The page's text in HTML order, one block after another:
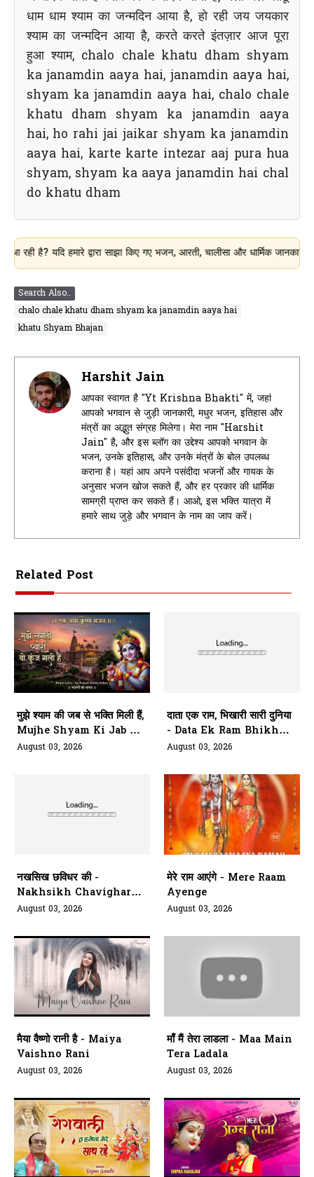
धाम धाम श्याम का जन्मदिन आया है, हो रही जय जयकार
श्याम का जन्मदिन आया है, करते करते इंतज़ार आज पूरा
हुआ श्याम, chalo chale khatu dham shyam
ka janamdin aaya hai, janamdin aaya hai,
shyam ka janamdin aaya hai, chalo chale
khatu dham shyam ka janamdin aaya
hai, ho rahi jai jaikar shyam ka janamdin
aaya hai, karte karte intezar aaj pura hua
shyam, shyam ka aaya janamdin hai chal
do khatu dham
यदि हमारे द्वारा साझा किए गए भजन, आरती, चालीसा और धार्मिक जानकारी
Search Also..
chalo chale khatu dham shyam ka janamdin aaya hai
khatu Shyam Bhajan
Harshit Jain
आपका स्वागत है "Yt Krishna Bhakti" में, जहां
आपको भगवान से जुड़ी जानकारी, मधुर भजन, इतिहास और
मंत्रों का अद्भुत संग्रह मिलेगा। मेरा नाम "Harshit
Jain" है, और इस ब्लॉग का उद्देश्य आपको भगवान के
भजन, उनके इतिहास, और उनके मंत्रों के बोल उपलब्ध
कराना है। यहां आप अपने पसंदीदा भजनों और गायक के
अनुसार भजन खोज सकते हैं, और हर प्रकार की धार्मिक
सामग्री प्राप्त कर सकते हैं। आओ, इस भक्ति यात्रा में
हमारे साथ जुड़े और भगवान के नाम का जाप करें।
Related Post
मुझे श्याम की जब से भक्ति मिली हैं,
Mujhe Shyam Ki Jab Se
Bhakti Mili Hai
August 03, 2026
दाता एक राम, भिखारी सारी दुनिया
- Data Ek Ram Bhikhari
Saari Duniya
August 03, 2026
नखसिख छविधर की -
Nakhsikh Chavighar
Aarti Kariye Siyavar Ki
August 03, 2026
मेरे राम आएंगे - Mere Raam
Ayenge
August 03, 2026
मैया वैष्णो रानी है - Maiya
Vaishno Rani
August 03, 2026
माँ मैं तेरा लाडला - Maa Main
Tera Ladala
August 03, 2026